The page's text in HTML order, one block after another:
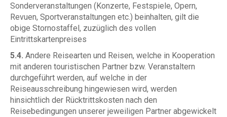
Sonderveranstaltungen (Konzerte, Festspiele, Opern,
Revuen, Sportveranstaltungen etc.) beinhalten, gilt die
obige Stornostaffel, zuzüglich des vollen
Eintrittskartenpreises
5.4. Andere Reisearten und Reisen, welche in Kooperation
mit anderen touristischen Partner bzw. Veranstaltern
durchgeführt werden, auf welche in der
Reiseausschreibung hingewiesen wird, werden
hinsichtlich der Rücktrittskosten nach den
Reisebedingungen unserer jeweiligen Partner abgewickelt